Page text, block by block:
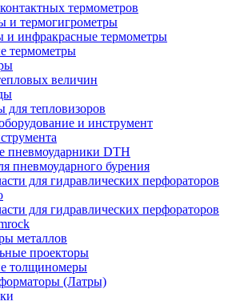
термометров
и термогигрометры
и инфракрасные термометры
термометры
величин
для тепловизоров
и инструмент
пневмоударники DTH
пневмоударного бурения
для гидравлических перфораторов
для гидравлических перфораторов
металлов
проекторы
толщиномеры
(Латры)